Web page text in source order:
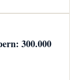
300.000